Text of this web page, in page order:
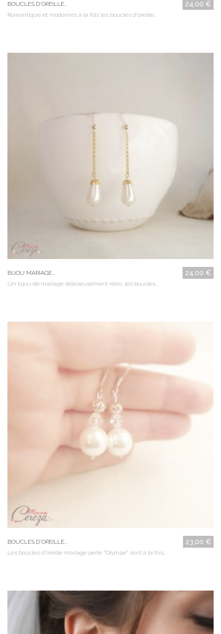
BOUCLES D'OREILLE... 24,00 €
Romantique et modernes à la fois les boucles d'oreille...
BIJOU MARIAGE... 24,00 €
Un bijou de mariage délicieusement rétro, les boucles...
BOUCLES D'OREILLE... 23,00 €
Les boucles d'oreille mariage perle "Olympe" sont à la fois...